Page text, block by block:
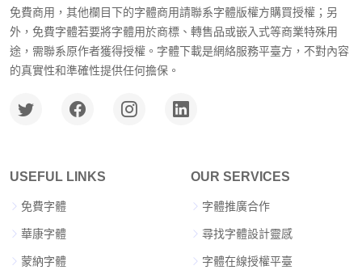
免費商用，其他欄目下的字體商用請聯系字體版權方購買授權；另
外，免費字體若要將字體用於商標、轉售品或嵌入式等商業特殊用
途，需聯系原作者獲得授權。字體下載是網絡服務平臺方，不對內容
的真實性和準確性提供任何擔保。
USEFUL LINKS
免費字體
華康字體
蒙納字體
OUR SERVICES
字體推廣合作
尋找字體設計靈感
字體在線授權平臺